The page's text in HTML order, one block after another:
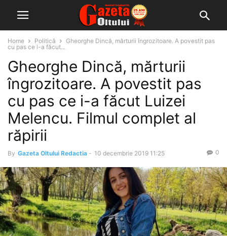
Home Politică
Gheorghe Dincă, mărturii îngrozitoare. A povestit pas
cu pas ce i-a făcut...
Gheorghe Dincă, mărturii
îngrozitoare. A povestit pas
cu pas ce i-a făcut Luizei
Melencu. Filmul complet al
răpirii
By Gazeta Oltului Redactia - 10 decembrie 2019 11:25 0